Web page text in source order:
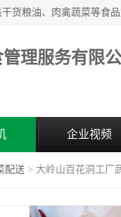
理服务有限
企业视频
配送 > 大岭山百花洞工厂